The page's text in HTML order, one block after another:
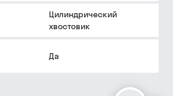
Цилиндрический
хвостовик
Да